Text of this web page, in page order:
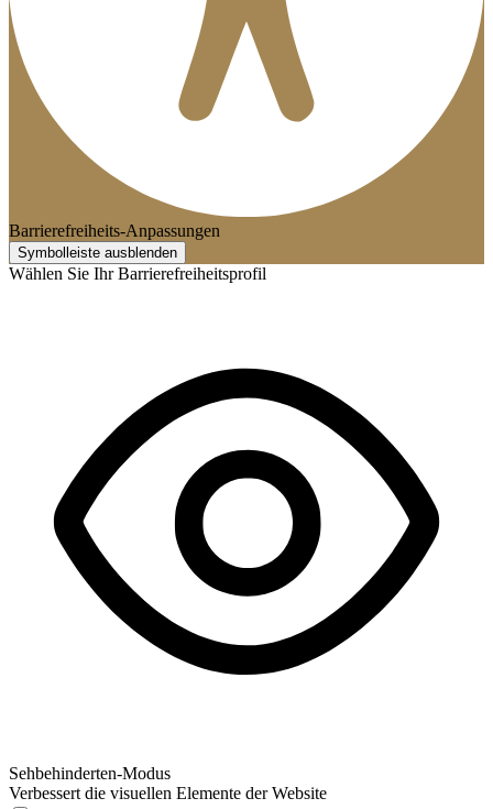
Barrierefreiheits-Anpassungen
Symbolleiste ausblenden
Wählen Sie Ihr Barrierefreiheitsprofil
Sehbehinderten-Modus
Verbessert die visuellen Elemente der Website